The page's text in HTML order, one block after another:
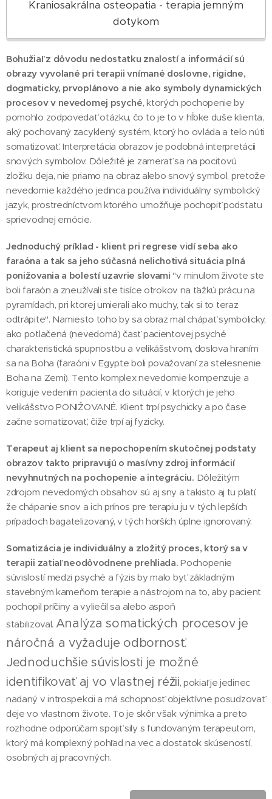
Kraniosakrálna osteopatia - terapia jemným
dotykom
Bohužiaľ z dôvodu nedostatku znalostí a informácií sú
obrazy vyvolané pri terapii vnímané doslovne, rigidne,
dogmaticky, prvoplánovo a nie ako symboly dynamických
procesov v nevedomej psyché, ktorých pochopenie by
pomohlo zodpovedať otázku, čo to je to v hĺbke duše klienta,
aký pochovaný zacyklený systém, ktorý ho ovláda a telo núti
somatizovať. Interpretácia obrazov je podobná interpretácii
snových symbolov. Dôležité je zamerať sa na pocitovú
zložku deja, nie priamo na obraz alebo snový symbol, pretože
nevedomie každého jedinca používa individuálny symbolický
jazyk, prostredníctvom ktorého umožňuje pochopiť podstatu
sprievodnej emócie.
Jednoduchý príklad - klient pri regrese vidí seba ako
faraóna a tak sa jeho súčasná nelichotivá situácia plná
ponižovania a bolestí uzavrie slovami "v minulom živote ste
boli faraón a zneužívali ste tisíce otrokov na ťažkú prácu na
pyramídach, pri ktorej umierali ako muchy, tak si to teraz
odtrápite". Namiesto toho by sa obraz mal chápať symbolicky,
ako potlačená (nevedomá) časť pacientovej psyché
charakteristická spupnosťou a velikášstvom, doslova hraním
sa na Boha (faraóni v Egypte boli považovaní za stelesnenie
Boha na Zemi). Tento komplex nevedomie kompenzuje a
koriguje vedením pacienta do situácií, v ktorých je jeho
velikášstvo PONIŽOVANÉ. Klient trpí psychicky a po čase
začne somatizovať, čiže trpí aj fyzicky.
Terapeut aj klient sa nepochopením skutočnej podstaty
obrazov takto pripravujú o masívny zdroj informácií
nevyhnutných na pochopenie a integráciu. Dôležitým
zdrojom nevedomých obsahov sú aj sny a takisto aj tu platí,
že chápanie snov a ich prínos pre terapiu ju v tých lepších
prípadoch bagatelizovaný, v tých horších úplne ignorovaný.
Somatizácia je individuálny a zložitý proces, ktorý sa v
terapii zatiaľ neodôvodnene prehliada. Pochopenie
súvislostí medzi psyché a fýzis by malo byť základným
stavebným kameňom terapie a nástrojom na to, aby pacient
pochopil príčiny a vyliečil sa alebo aspoň
stabilizoval. Analýza somatických procesov je
náročná a vyžaduje odbornosť.
Jednoduchšie súvislosti je možné
identifikovať aj vo vlastnej réžii, pokiaľ je jedinec
nadaný v introspekcii a má schopnosť objektívne posudzovať
deje vo vlastnom živote. To je skôr však výnimka a preto
rozhodne odporúčam spojiť sily s fundovaným terapeutom,
ktorý má komplexný pohľad na vec a dostatok skúseností,
osobných aj pracovných.